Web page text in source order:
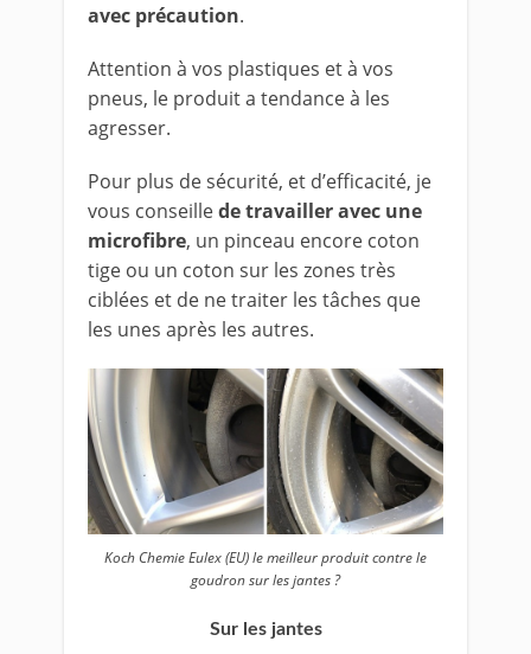
avec précaution.
Attention à vos plastiques et à vos
pneus, le produit a tendance à les
agresser.
Pour plus de sécurité, et d’efficacité, je
vous conseillede travailler avec une
microfibre, un pinceau encore coton
tige ou un coton sur les zones très
ciblées et de ne traiter les tâches que
les unes après les autres.
Koch Chemie Eulex (EU) le meilleur produit contre le
goudron sur les jantes ?
Sur les jantes